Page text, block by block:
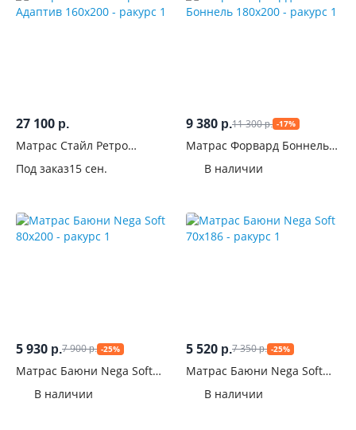
27 100 р.
Матрас Стайл Ретро
Под заказ15 сен.
9 380 р.11 300р. -17%
Матрас Форвард Боннель
В наличии
5 930 р.7 900р. -25%
Матрас Баюни Nega Soft
В наличии
5 520 р.7 350р. -25%
Матрас Баюни Nega Soft
В наличии